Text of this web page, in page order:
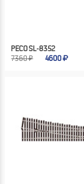
PECO SL-8352
7360 ₽
4600